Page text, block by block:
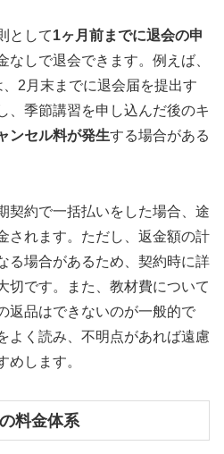
として1ヶ月前までに退会の申
なしで退会できます。例えば、
2月末までに退会届を提出す
、季節講習を申し込んだ後のキ
ンセル料が発生する場合がある
契約で一括払いをした場合、途
されます。ただし、返金額の計
る場合があるため、契約時に詳
切です。また、教材費について
返品はできないのが一般的で
よく読み、不明点があれば遠慮
めします。
料金体系